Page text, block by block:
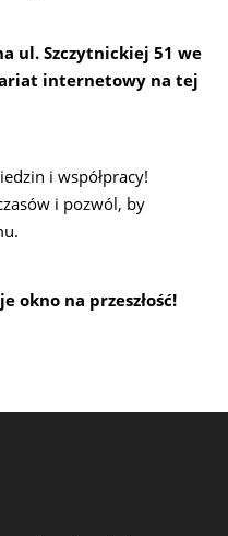
ul. Szczytnickiej 51 we
internetowy na tej
i współpracy!
i pozwól, by
okno na przeszłość!